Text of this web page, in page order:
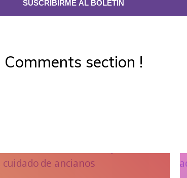
Comments section !